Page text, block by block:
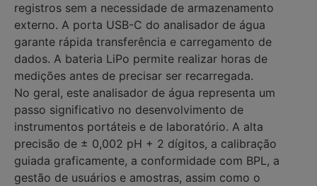
registros sem a necessidade de armazenamento
externo. A porta USB-C do analisador de água
garante rápida transferência e carregamento de
dados. A bateria LiPo permite realizar horas de
medições antes de precisar ser recarregada.
No geral, este analisador de água representa um
passo significativo no desenvolvimento de
instrumentos portáteis e de laboratório. A alta
precisão de ± 0,002 pH + 2 dígitos, a calibração
guiada graficamente, a conformidade com BPL, a
gestão de usuários e amostras, assim como o